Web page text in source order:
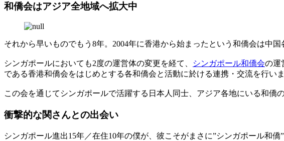
和僑会はアジア全地域へ拡大中
それから早いものでもう8年。2004年に香港から始まったという和僑会は中
シンガポールにおいても2度の運営体の変更を経て、 シンガポール和僑会の運
である香港和僑会をはじめとする各和僑会と活動に於ける連携・交流を行いま
この会を通じてシンガポールで活躍する日本人同士、アジア各地にいる和僑
衝撃的な関さんとの出会い
シンガポール進出15年／在住10年の僕が、彼こそがまさに”シンガポール和